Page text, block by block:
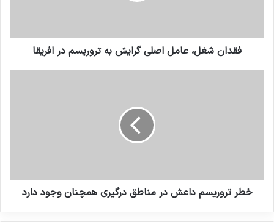
بررسی فیلم‌ها و سریال‌های ایرانی با
دبیر کل سازمان ملل در انتها گفت، امروز و هر روز،
همکاری کنیم تا ترور و افراط گری خشن مجالی برای
فقدان شغل، عامل اصلی گرایش به تروریسم در افریقا
خطر تروریسم داعش در مناطق درگیری همچنان وجود دارد